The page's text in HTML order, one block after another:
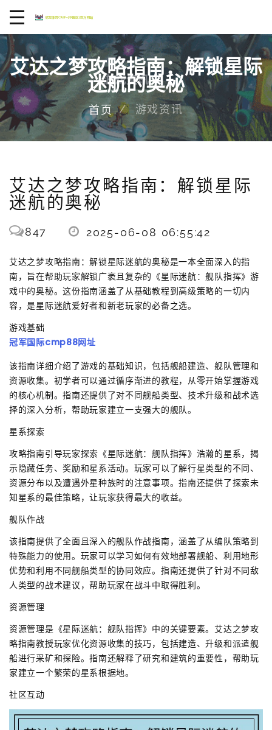
艾达之梦攻略指南：解锁星际
迷航的奥秘
首页 游戏资讯
艾达之梦攻略指南：解锁星际
迷航的奥秘
847 2025-06-08 06:55:42
艾达之梦攻略指南：解锁星际迷航的奥秘是一本全面深入的指
南，旨在帮助玩家解锁广袤且复杂的《星际迷航：舰队指挥》游
戏中的奥秘。这份指南涵盖了从基础教程到高级策略的一切内
容，是星际迷航爱好者和新老玩家的必备之选。
游戏基础
冠军国际cmp88网址
该指南详细介绍了游戏的基础知识，包括舰船建造、舰队管理和
资源收集。初学者可以通过循序渐进的教程，从零开始掌握游戏
的核心机制。指南还提供了对不同舰船类型、技术升级和战术选
择的深入分析，帮助玩家建立一支强大的舰队。
星系探索
攻略指南引导玩家探索《星际迷航：舰队指挥》浩瀚的星系，揭
示隐藏任务、奖励和星系活动。玩家可以了解行星类型的不同、
资源分布以及遭遇外星种族时的注意事项。指南还提供了探索未
知星系的最佳策略，让玩家获得最大的收益。
舰队作战
该指南提供了全面且深入的舰队作战指南，涵盖了从编队策略到
特殊能力的使用。玩家可以学习如何有效地部署舰船、利用地形
优势和利用不同舰船类型的协同效应。指南还提供了针对不同敌
人类型的战术建议，帮助玩家在战斗中取得胜利。
资源管理
资源管理是《星际迷航：舰队指挥》中的关键要素。艾达之梦攻
略指南教授玩家优化资源收集的技巧，包括建造、升级和派遣舰
船进行采矿和探险。指南还解释了研究和建筑的重要性，帮助玩
家建立一个繁荣的星系根据地。
社区互动